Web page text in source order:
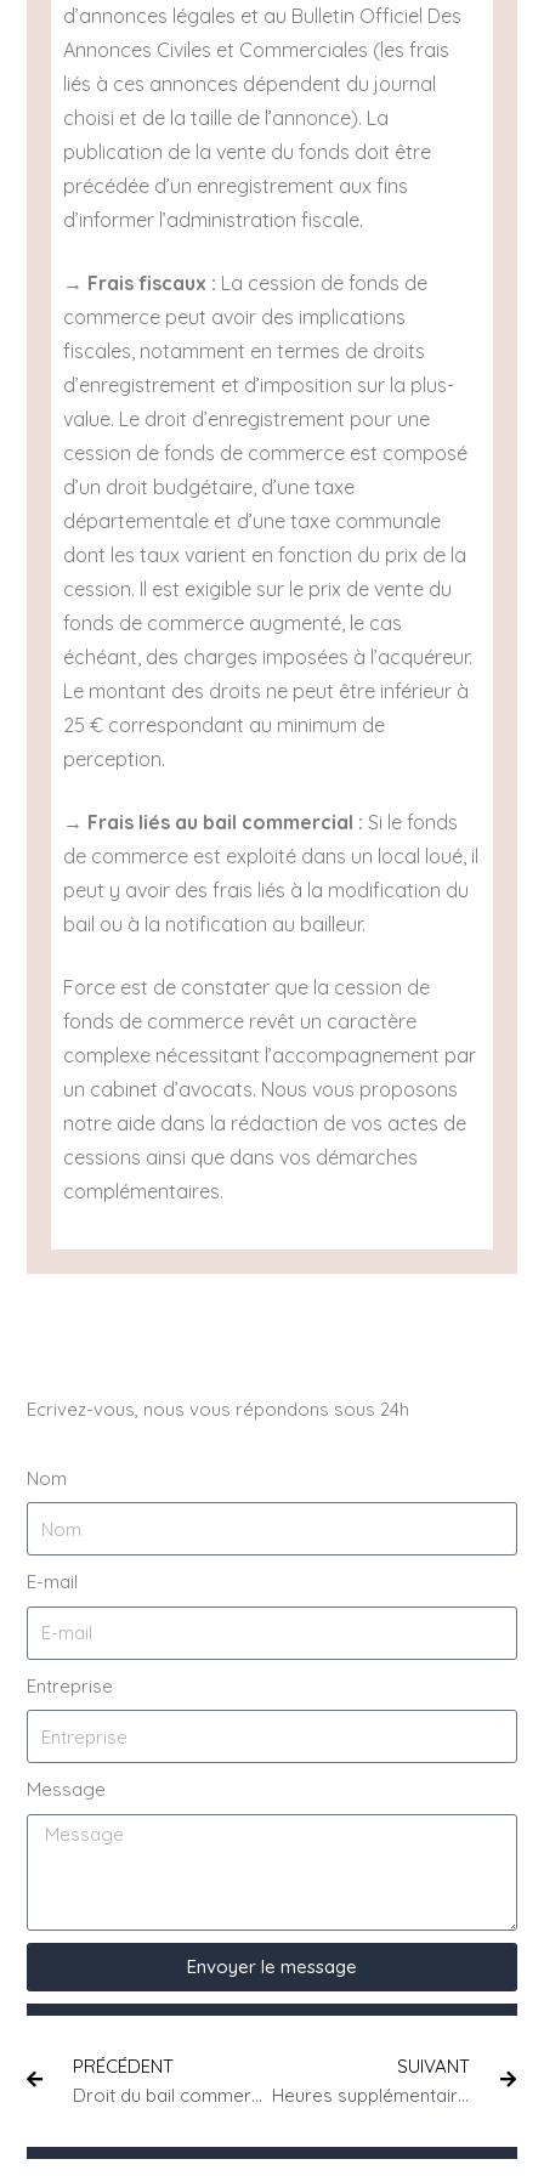
d’annonces légales et au Bulletin Officiel Des
Annonces Civiles et Commerciales (les frais
liés à ces annonces dépendent du journal
choisi et de la taille de l’annonce). La
publication de la vente du fonds doit être
précédée d’un enregistrement aux fins
d’informer l’administration fiscale.
→ Frais fiscaux : La cession de fonds de
commerce peut avoir des implications
fiscales, notamment en termes de droits
d’enregistrement et d’imposition sur la plus-
value. Le droit d’enregistrement pour une
cession de fonds de commerce est composé
d’un droit budgétaire, d’une taxe
départementale et d’une taxe communale
dont les taux varient en fonction du prix de la
cession. Il est exigible sur le prix de vente du
fonds de commerce augmenté, le cas
échéant, des charges imposées à l’acquéreur.
Le montant des droits ne peut être inférieur à
25 € correspondant au minimum de
perception.
→ Frais liés au bail commercial : Si le fonds
de commerce est exploité dans un local loué, il
peut y avoir des frais liés à la modification du
bail ou à la notification au bailleur.
Force est de constater que la cession de
fonds de commerce revêt un caractère
complexe nécessitant l’accompagnement par
un cabinet d’avocats. Nous vous proposons
notre aide dans la rédaction de vos actes de
cessions ainsi que dans vos démarches
complémentaires.
Ecrivez-vous, nous vous répondons sous 24h
Nom
E-mail
Entreprise
Message
Envoyer le message
PRÉCÉDENT
Droit du bail commercial : ce que tout propriétaire devrait connaître
SUIVANT
Heures supplémentaires sous convention Syntec : règles et rémunération